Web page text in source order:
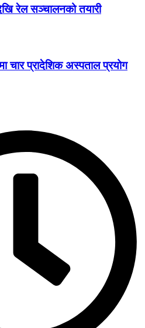
रेल सञ्चालनको तयारी
चार प्रादेशिक अस्पताल प्रयोग